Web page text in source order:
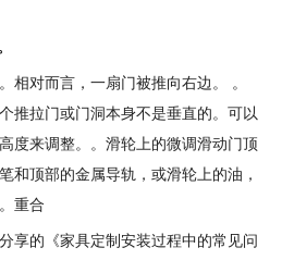
相对而言，一扇门被推向右边。 。
推拉门或门洞本身不是垂直的。可以
度来调整。。滑轮上的微调滑动门顶
和顶部的金属导轨，或滑轮上的油，
重合
享的《家具定制安装过程中的常见问